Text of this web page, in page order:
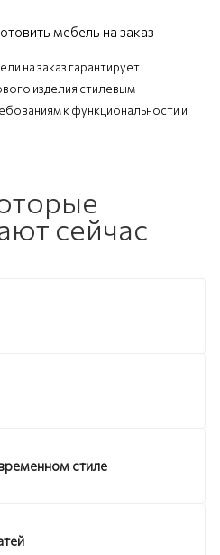
мебель на заказ
на заказ гарантирует
изделия стилевым
к функциональности и
сейчас
стиле